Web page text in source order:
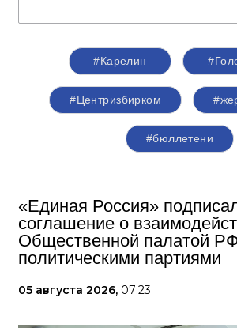
#Карелин
#Центризбирком
#бюллетени
«Единая Россия»
соглашение о
Общественной палатой
политическими партиями
05 августа 2026, 07:23